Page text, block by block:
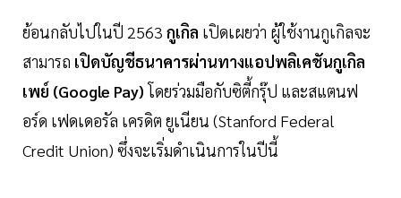
ย้อนกลับไปในปี 2563 กูเกิล เปิดเผยว่า ผู้ใช้งานกูเกิลจะ
สามารถ เปิดบัญชีธนาคารผ่านทางแอปพลิเคชันกูเกิล
เพย์ (Google Pay)โดยร่วมมือกับซิตี้กรุ๊ป และสแตนฟ
อร์ด เฟดเดอรัล เครดิต ยูเนียน (Stanford Federal
Credit Union) ซึ่งจะเริ่มดำเนินการในปีนี้